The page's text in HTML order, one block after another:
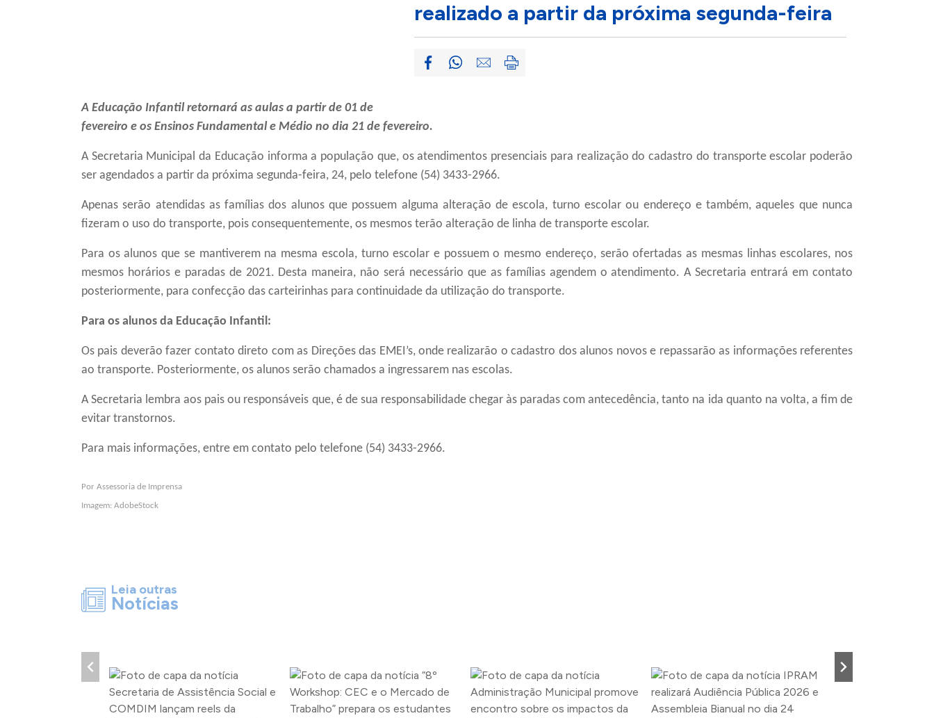
realizado a partir da próxima segunda-feira
A Educação Infantil retornará as aulas a partir de 01 de
fevereiro e os Ensinos Fundamental e Médio no dia 21 de fevereiro.
A Secretaria Municipal da Educação informa a população que, os atendimentos presenciais para realização do cadastro do transporte escolar poderão
ser agendados a partir da próxima segunda-feira, 24, pelo telefone (54) 3433-2966.
Apenas serão atendidas as famílias dos alunos que possuem alguma alteração deescola, turnoescolar ou endereço e também, aqueles que nunca
fizeram o uso do transporte, pois consequentemente, os mesmos terão alteração de linha de transporte escolar.
Para osalunosque se mantiverem na mesma escola, turno escolar e possuem o mesmo endereço, serão ofertadas as mesmas linhas escolares, nos
mesmos horários e paradas de 2021. Desta maneira, não será necessário queas famílias agendemo atendimento. A Secretaria entrará em contato
posteriormente, para confecção das carteirinhas para continuidade da utilização do transporte.
Para os alunos da Educação Infantil:
Os pais deverão fazer contato direto com as Direções das EMEI’s, onde realizarão o cadastro dos alunos novos e repassarão as informações referentes
ao transporte. Posteriormente, os alunos serão chamados a ingressarem nas escolas.
A Secretaria lembra aos paisou responsáveis que, é de sua responsabilidade chegar às paradas com antecedência, tanto na ida quanto na volta, a fim de
evitar transtornos.
Para mais informações, entre em contato pelo telefone (54) 3433-2966.
Por Assessoria de Imprensa
Imagem: AdobeStock
Leia outras
Notícias